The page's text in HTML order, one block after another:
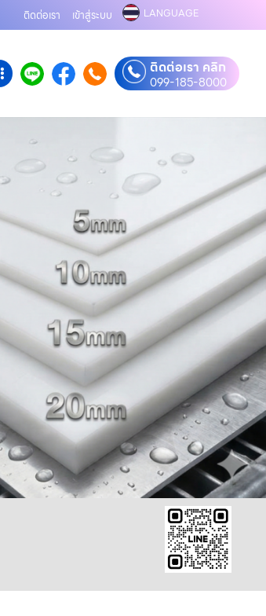
ติดต่อเรา เข้าสู่ระบบ LANGUAGE
ติดต่อเรา คลิก
099-185-8000